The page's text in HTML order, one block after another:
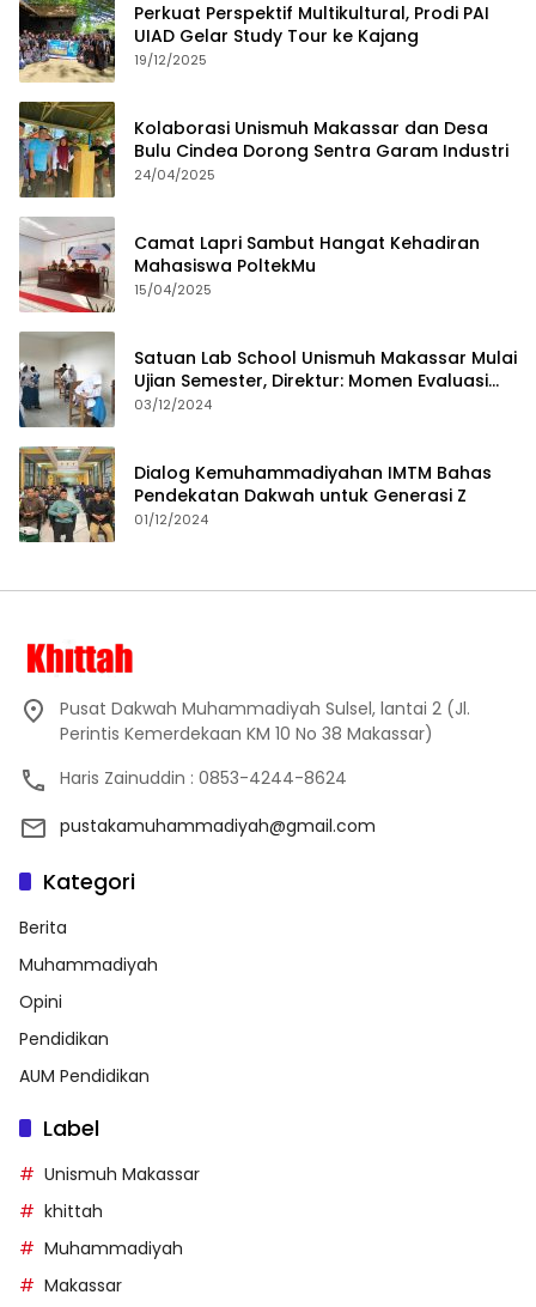
Perkuat Perspektif Multikultural, Prodi PAI
UIAD Gelar Study Tour ke Kajang
19/12/2025
Kolaborasi Unismuh Makassar dan Desa
Bulu Cindea Dorong Sentra Garam Industri
24/04/2025
Camat Lapri Sambut Hangat Kehadiran
Mahasiswa PoltekMu
15/04/2025
Satuan Lab School Unismuh Makassar Mulai
Ujian Semester, Direktur: Momen Evaluasi
Proses Pembelajaran
03/12/2024
Dialog Kemuhammadiyahan IMTM Bahas
Pendekatan Dakwah untuk Generasi Z
01/12/2024
Pusat Dakwah Muhammadiyah Sulsel, lantai 2 (Jl.
Perintis Kemerdekaan KM 10 No 38 Makassar)
Haris Zainuddin : 0853-4244-8624
pustakamuhammadiyah@gmail.com
Kategori
Berita
Muhammadiyah
Opini
Pendidikan
AUM Pendidikan
Label
Unismuh Makassar
khittah
Muhammadiyah
Makassar